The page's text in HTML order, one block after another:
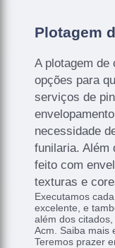
Plotagem
A plotagem de
opções para
serviços de
necessidade
funilaria. Além
feito com
texturas e
Executamos
excelente, e
além dos
Acm. Saiba mais
Teremos prazer